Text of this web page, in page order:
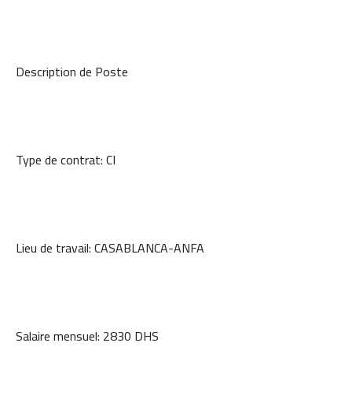
Description de Poste
Type de contrat: CI
Lieu de travail: CASABLANCA-ANFA
Salaire mensuel: 2830 DHS